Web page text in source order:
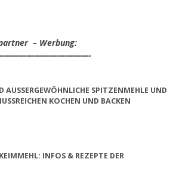
– Werbung:
SPITZENMEHLE UND V
KOCHEN UND BACKEN
INFOS & REZEPTE DER